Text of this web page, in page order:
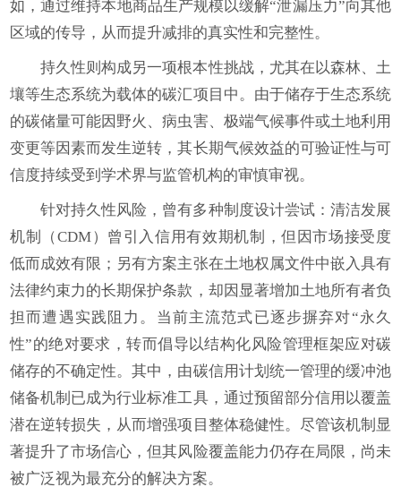
如，通过维持本地商品生产规模以缓解“泄漏压力”向其他
区域的传导，从而提升减排的真实性和完整性。
持久性则构成另一项根本性挑战，尤其在以森林、土
壤等生态系统为载体的碳汇项目中。由于储存于生态系统
的碳储量可能因野火、病虫害、极端气候事件或土地利用
变更等因素而发生逆转，其长期气候效益的可验证性与可
信度持续受到学术界与监管机构的审慎审视。
针对持久性风险，曾有多种制度设计尝试：清洁发展
机制（CDM）曾引入信用有效期机制，但因市场接受度
低而成效有限；另有方案主张在土地权属文件中嵌入具有
法律约束力的长期保护条款，却因显著增加土地所有者负
担而遭遇实践阻力。当前主流范式已逐步摒弃对“永久
性”的绝对要求，转而倡导以结构化风险管理框架应对碳
储存的不确定性。其中，由碳信用计划统一管理的缓冲池
储备机制已成为行业标准工具，通过预留部分信用以覆盖
潜在逆转损失，从而增强项目整体稳健性。尽管该机制显
著提升了市场信心，但其风险覆盖能力仍存在局限，尚未
被广泛视为最充分的解决方案。